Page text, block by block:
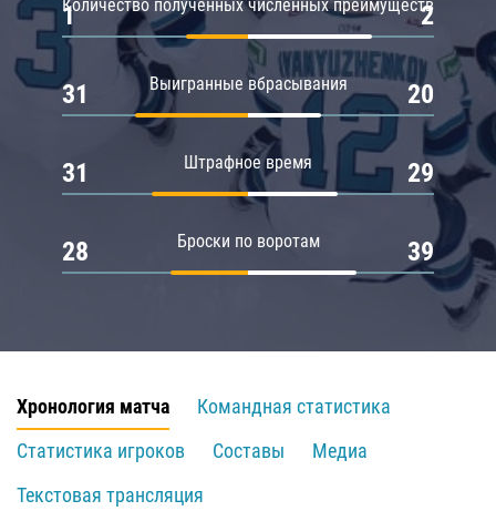
Количество полученных численных преимуществ
1 2
Выигранные вбрасывания
31 20
Штрафное время
31 29
Броски по воротам
28 39
Хронология матча
Командная статистика
Статистика игроков
Составы
Медиа
Текстовая трансляция